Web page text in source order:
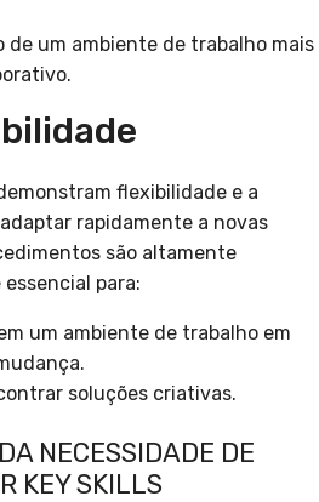
de um ambiente de trabalho mais
flexibilidade e a
rapidamente a novas
são altamente
para:
um ambiente de trabalho em
soluções criativas.
NECESSIDADE DE
KEY SKILLS